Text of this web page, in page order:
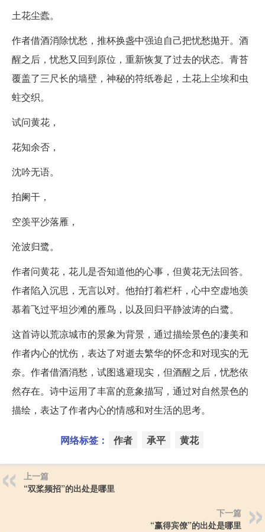
土花尘蠹。
作者借酒消除忧愁，推杯换盏中强迫自己把忧愁拋开。酒
醒之后，忧愁又回到原位，重新恢复了过去的状态。青苔
覆盖了三尺长的墙壁，神秘的符纸卷起，土花上尘埃和虫
蛀交织。
试问黄花，
花知余否，
沈吟无语。
拍阑干，
空羡平沙落雁，
沧波归鹭。
作者问黄花，花儿是否知道他的心事，但黄花无法回答。
作者陷入沉思，无言以对。他拍打着栏杆，心中空虚地羡
慕着飞过平坦沙滩的雁鸟，以及回归平静波涛的白鹭。
这首诗以荒凉城市的景象为背景，通过描绘景色的凄美和
作者内心的忧伤，表达了对逝去繁华的怀念和对现实的无
奈。作者借酒消愁，试图逃避现实，但酒醒之后，忧愁依
然存在。诗中运用了丰富的意象描写，通过对自然景色的
描绘，表达了作者内心的情感和对生活的思考。
网络标签： 作者 承平 黄花
上一篇
“双桨频招”的出处是哪里
下一篇
“赢得宾僚”的出处是哪里